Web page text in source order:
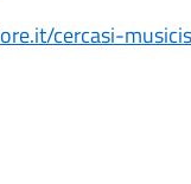
ore.it/cercasi-